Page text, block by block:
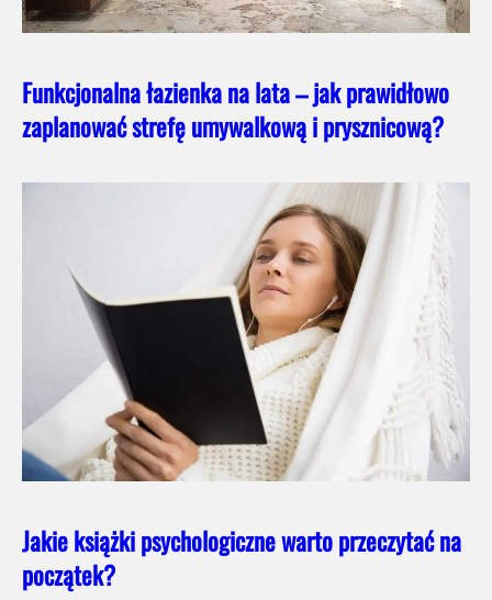
Funkcjonalna łazienka na lata – jak prawidłowo
zaplanować strefę umywalkową i prysznicową?
Jakie książki psychologiczne warto przeczytać na
początek?